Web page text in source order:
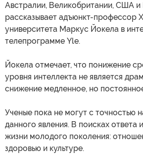
Австралии, Великобритании, США и
рассказывает адъюнкт-профессор
университета Маркус Йокела в
телепрограмме Yle.
Йокела отмечает, что понижение
уровня интеллекта не является
снижение медленное, но
Ученые пока не могут с точностью
данного явления. В поисках ответа
жизни молодого поколения:
здоровью и культуре.